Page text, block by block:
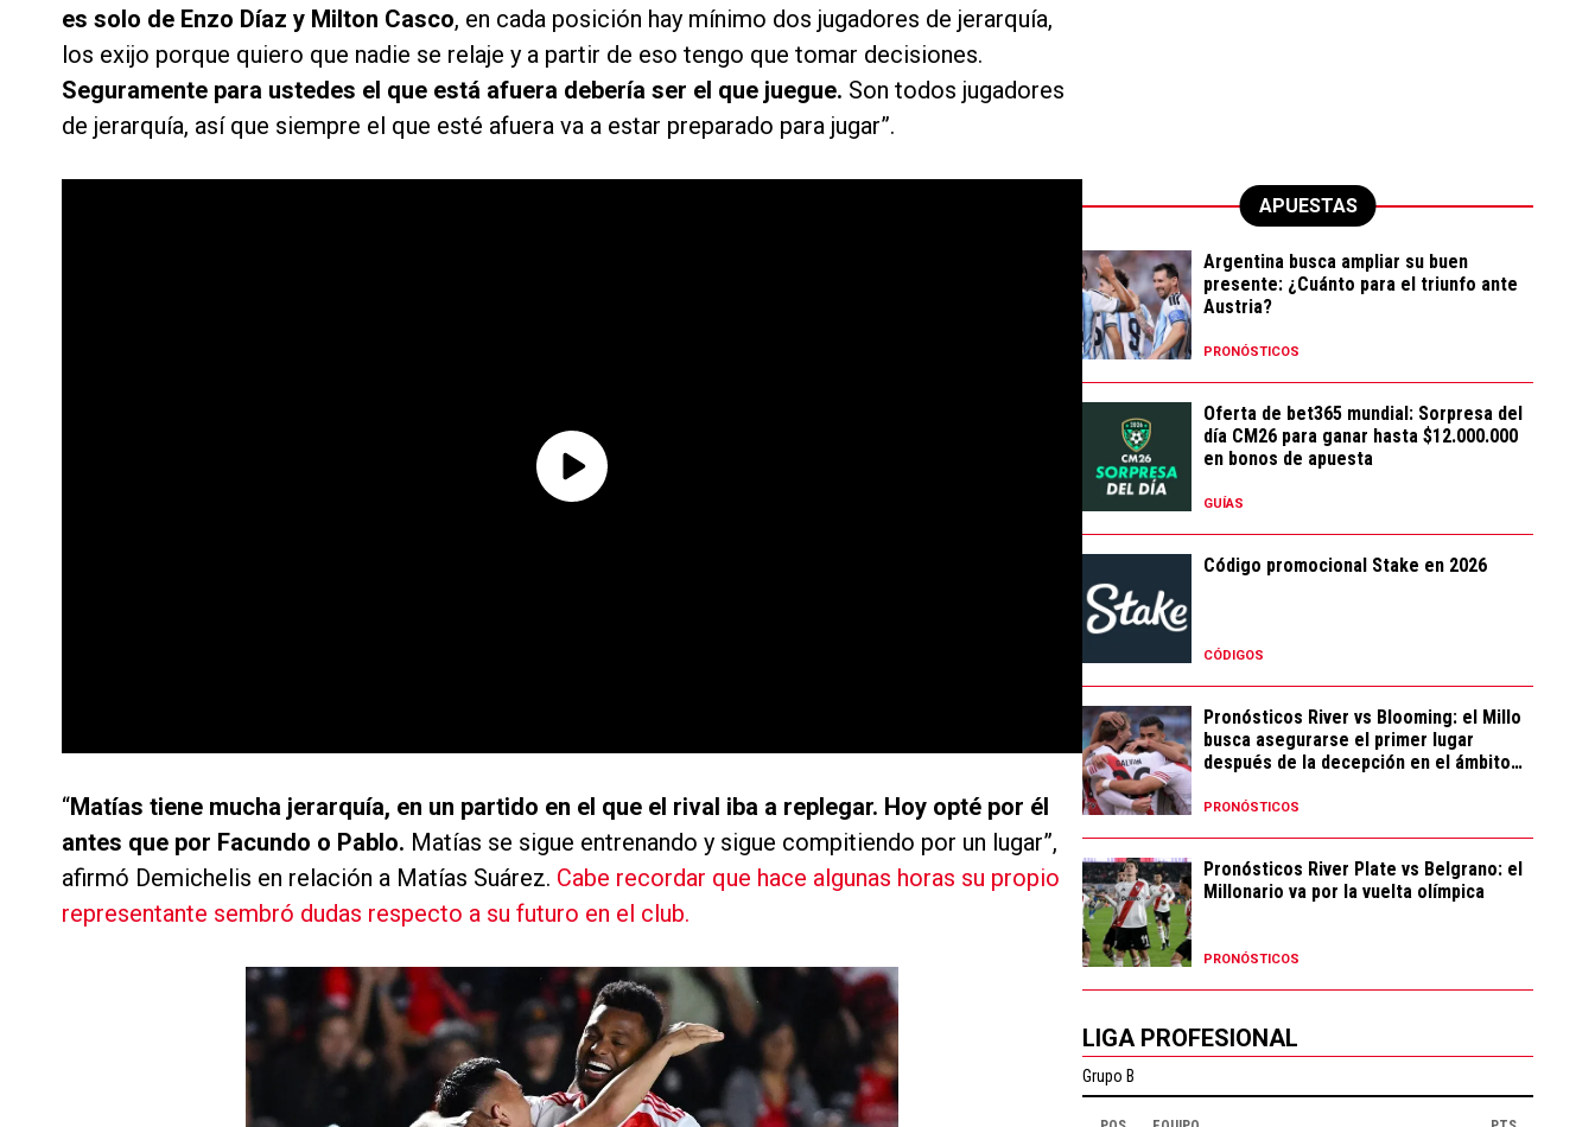
es solo de Enzo Díaz y Milton Casco, en cada posición hay mínimo dos jugadores de jerarquía,
los exijo porque quiero que nadie se relaje y a partir de eso tengo que tomar decisiones.
Seguramente para ustedes el que está afuera debería ser el que juegue. Son todos jugadores
de jerarquía, así que siempre el que esté afuera va a estar preparado para jugar”.
“Matías tiene mucha jerarquía, en un partido en el que el rival iba a replegar. Hoy opté por él
antes que por Facundo o Pablo. Matías se sigue entrenando y sigue compitiendo por un lugar”,
afirmó Demichelis en relación a Matías Suárez. Cabe recordar que hace algunas horas su propio
representante sembró dudas respecto a su futuro en el club.
APUESTAS
Argentina busca ampliar su buen
presente: ¿Cuánto para el triunfo ante
Austria?
PRONÓSTICOS
Oferta de bet365 mundial: Sorpresa del
día CM26 para ganar hasta $12.000.000
en bonos de apuesta
GUÍAS
Código promocional Stake en 2026
CÓDIGOS
Pronósticos River vs Blooming: el Millo
busca asegurarse el primer lugar
después de la decepción en el ámbito
PRONÓSTICOS
Pronósticos River Plate vs Belgrano: el
Millonario va por la vuelta olímpica
PRONÓSTICOS
LIGA PROFESIONAL